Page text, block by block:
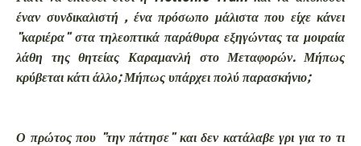
έναν συνδικαλιστή , ένα πρόσωπο μάλιστα που είχε κάνει
"καριέρα" στα τηλεοπτικά παράθυρα εξηγώντας τα μοιραία
λάθη της θητείας Καραμανλή στο Μεταφορών. Μήπως
κρύβεται κάτι άλλο; Μήπως υπάρχει πολύ παρασκήνιο;
Ο πρώτος που "την πάτησε" και δεν κατάλαβε γρι για το τι